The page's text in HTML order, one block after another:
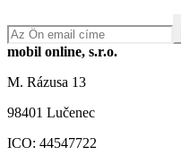
mobil online, s.r.o.
M. Rázusa 13
98401 Lučenec
ICO: 44547722